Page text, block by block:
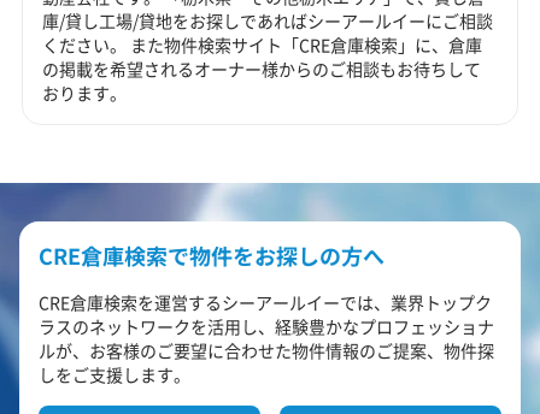
庫/貸し工場/貸地をお探しであればシーアールイーにご相談
ください。 また物件検索サイト「CRE倉庫検索」に、倉庫
の掲載を希望されるオーナー様からのご相談もお待ちして
おります。
CRE倉庫検索で物件をお探しの方へ
CRE倉庫検索を運営するシーアールイーでは、業界トップク
ラスのネットワークを活用し、経験豊かなプロフェッショナ
ルが、お客様のご要望に合わせた物件情報のご提案、物件探
しをご支援します。